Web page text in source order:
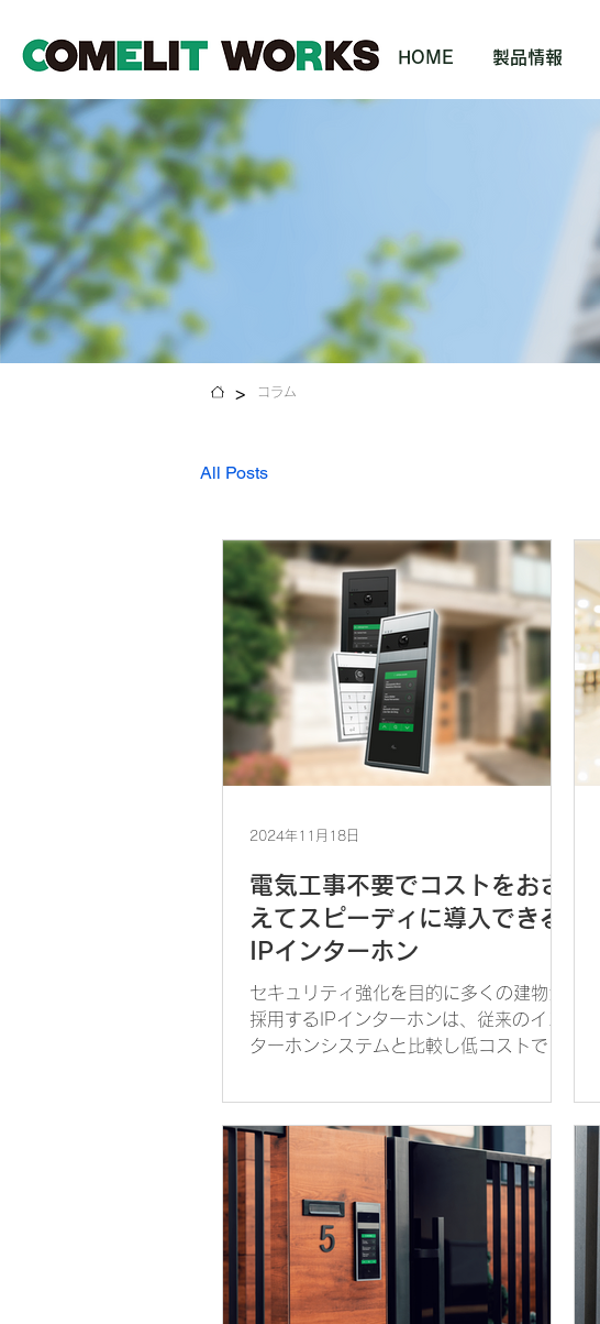
HOME 製品情報
> コラム
All Posts
電気工事不要でコストをおさ
えてスピーディに導入できる
IPインターホン
セキュリティ強化を目的に多くの建物が
採用するIPインターホンは、従来のイン
ターホンシステムと比較し低コストで迅
に対応したコメリットのIPインターホン
であれば、エントランスや各住戸の電気
工事は不要です。電気工事に必要な多額
のコストをおさえ...
2024年11月18日